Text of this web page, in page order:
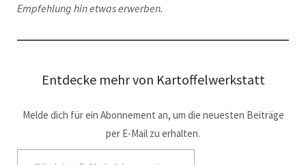
Empfehlung hin etwas erwerben.
Entdecke mehr von Kartoffelwerkstatt
Melde dich für ein Abonnement an, um die neuesten Beiträge
per E-Mail zu erhalten.